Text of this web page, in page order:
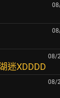
08/
迷XDDDD
08/